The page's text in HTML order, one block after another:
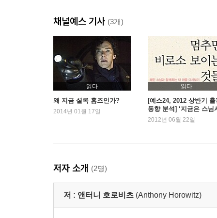
14 어둠 속으로
15 홀로웨이 구치소
16 사라진 홈즈
17 메시지
18 점술사
19 실크 하우스
20 킬런 오도너휴
채널예스 기사 (3개)
읽다
왜 지금 셜록 홈즈인가?
2014년 01월 17일
읽다
[예스24, 2012 상반기 출
동향 분석] ‘지금은 스님
대’ 100위내 스님 저서
2012년 06월 22일
저자 소개 (2명)
저 : 앤터니 호로비츠 (Anthony Horowitz)